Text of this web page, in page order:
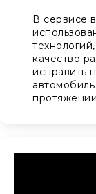
В сервисе
качество
исправить